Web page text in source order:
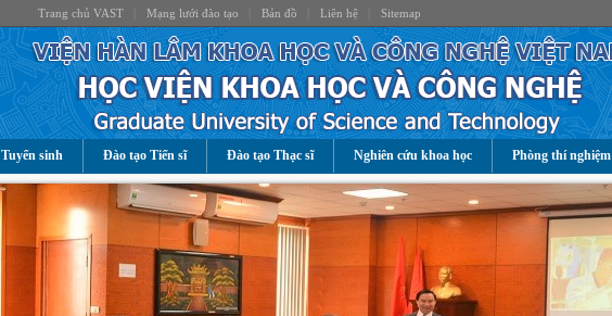
Trang chủ VAST| Mạng lưới đào tạo Bản đồ Liên hệ| Sitemap
Tuyển sinh Đào tạo Tiến sĩ Đào tạo Thạc sĩ Nghiên cứu khoa học Phòng thí nghiệm